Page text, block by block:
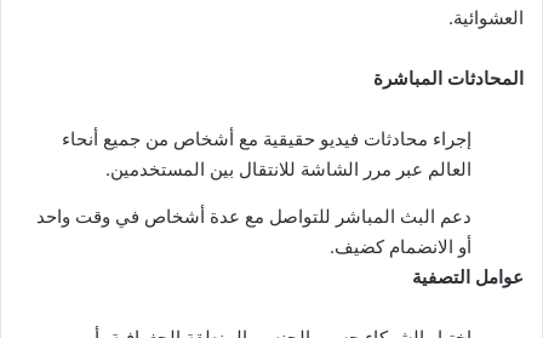
العشوائية.​
المحادثات المباشرة
إجراء محادثات فيديو حقيقية مع أشخاص من جميع أنحاء
العالم عبر مرر الشاشة للانتقال بين المستخدمين.
دعم البث المباشر للتواصل مع عدة أشخاص في وقت واحد
أو الانضمام كضيف.
عوامل التصفية